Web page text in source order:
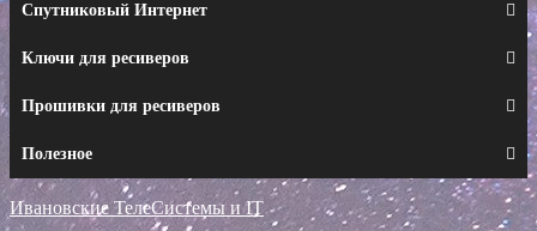
Спутниковый Интернет
Ключи для ресиверов
Прошивки для ресиверов
Полезное
Ивановские ТелеСистемы и IT